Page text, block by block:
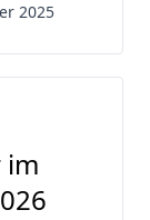
2025
im